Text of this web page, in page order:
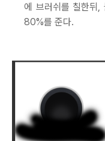
에 브러쉬를 칠한
80%를 준다.